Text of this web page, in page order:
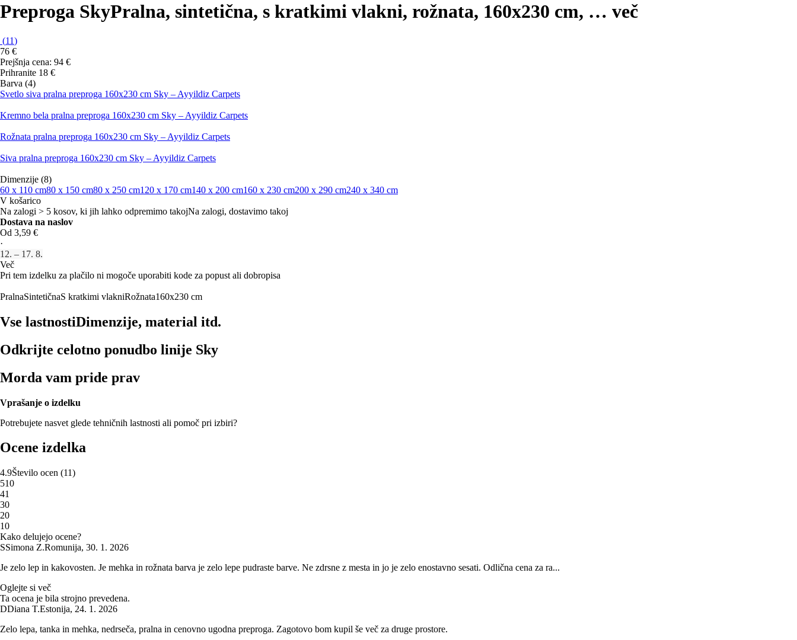
Preproga SkyPralna, sintetična, s kratkimi vlakni, rožnata, 160x230 cm, … več
(11)
76 €
Prejšnja cena: 94 €
Prihranite 18 €
Barva (4)
Svetlo siva pralna preproga 160x230 cm Sky – Ayyildiz Carpets
Kremno bela pralna preproga 160x230 cm Sky – Ayyildiz Carpets
Rožnata pralna preproga 160x230 cm Sky – Ayyildiz Carpets
Siva pralna preproga 160x230 cm Sky – Ayyildiz Carpets
Dimenzije (8)
60 x 110 cm80 x 150 cm80 x 250 cm120 x 170 cm140 x 200 cm160 x 230 cm200 x 290 cm240 x 340 cm
V košarico
Na zalogi > 5 kosov, ki jih lahko odpremimo takojNa zalogi, dostavimo takoj
Dostava na naslov
Od 3,59 €
·
12. – 17. 8.
Več
Pri tem izdelku za plačilo ni mogoče uporabiti kode za popust ali dobropisa
PralnaSintetičnaS kratkimi vlakniRožnata160x230 cm
Vse lastnostiDimenzije, material itd.
Odkrijte celotno ponudbo linije Sky
Morda vam pride prav
Vprašanje o izdelku
Potrebujete nasvet glede tehničnih lastnosti ali pomoč pri izbiri?
Ocene izdelka
4.9Število ocen (11)
510
41
30
20
10
Kako delujejo ocene?
SSimona Z.Romunija, 30. 1. 2026
Je zelo lep in kakovosten. Je mehka in rožnata barva je zelo lepe pudraste barve. Ne zdrsne z mesta in jo je zelo enostavno sesati. Odlična cena za ra...
Oglejte si več
Ta ocena je bila strojno prevedena.
DDiana T.Estonija, 24. 1. 2026
Zelo lepa, tanka in mehka, nedrseča, pralna in cenovno ugodna preproga. Zagotovo bom kupil še več za druge prostore.